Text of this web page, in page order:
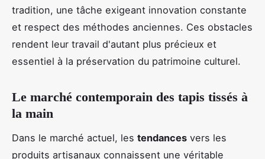
tradition, une tâche exigeant innovation constante
et respect des méthodes anciennes. Ces obstacles
rendent leur travail d'autant plus précieux et
essentiel à la préservation du patrimoine culturel.
Le marché contemporain des tapis tissés à
la main
Dans le marché actuel, les tendances vers les
produits artisanaux connaissent une véritable